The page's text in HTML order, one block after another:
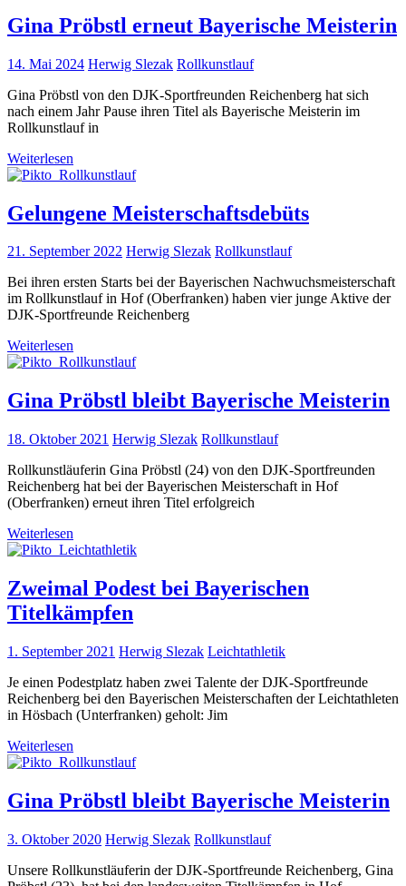
Gina Pröbstl erneut Bayerische Meisterin
14. Mai 2024 Herwig Slezak Rollkunstlauf
Gina Pröbstl von den DJK-Sportfreunden Reichenberg hat sich
nach einem Jahr Pause ihren Titel als Bayerische Meisterin im
Rollkunstlauf in
Weiterlesen
Gelungene Meisterschaftsdebüts
21. September 2022 Herwig Slezak Rollkunstlauf
Bei ihren ersten Starts bei der Bayerischen Nachwuchsmeisterschaft
im Rollkunstlauf in Hof (Oberfranken) haben vier junge Aktive der
DJK-Sportfreunde Reichenberg
Weiterlesen
Gina Pröbstl bleibt Bayerische Meisterin
18. Oktober 2021 Herwig Slezak Rollkunstlauf
Rollkunstläuferin Gina Pröbstl (24) von den DJK-Sportfreunden
Reichenberg hat bei der Bayerischen Meisterschaft in Hof
(Oberfranken) erneut ihren Titel erfolgreich
Weiterlesen
Zweimal Podest bei Bayerischen
Titelkämpfen
1. September 2021 Herwig Slezak Leichtathletik
Je einen Podestplatz haben zwei Talente der DJK-Sportfreunde
Reichenberg bei den Bayerischen Meisterschaften der Leichtathleten
in Hösbach (Unterfranken) geholt: Jim
Weiterlesen
Gina Pröbstl bleibt Bayerische Meisterin
3. Oktober 2020 Herwig Slezak Rollkunstlauf
Unsere Rollkunstläuferin der DJK-Sportfreunde Reichenberg, Gina